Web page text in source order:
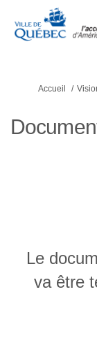
Vous êtes ici:
Accueil
Le
va être